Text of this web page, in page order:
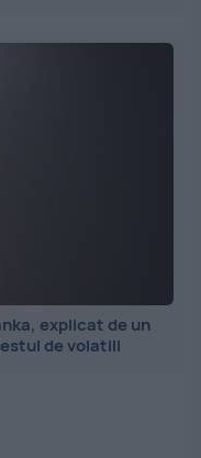
explicat de un
de volatili